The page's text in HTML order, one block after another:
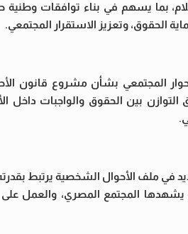
بما يسهم في بناء توافقات
الحقوق، وتعزيز الاستقرار المجتمعي.
المجتمعي بشأن مشروع قانون
بين الحقوق والواجبات داخل
في ملف الأحوال الشخصية يرتبط
يشهدها المجتمع المصري،